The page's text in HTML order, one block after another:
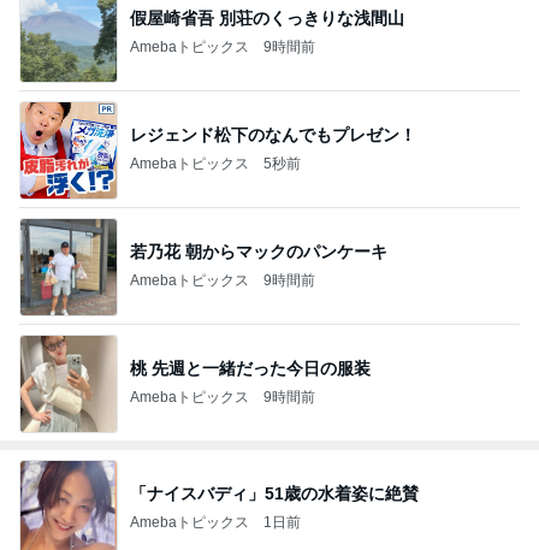
假屋崎省吾 別荘のくっきりな浅間山
Amebaトピックス 9時間前
レジェンド松下のなんでもプレゼン！
Amebaトピックス 5秒前
若乃花 朝からマックのパンケーキ
Amebaトピックス 9時間前
桃 先週と一緒だった今日の服装
Amebaトピックス 9時間前
「ナイスバディ」51歳の水着姿に絶賛
Amebaトピックス 1日前